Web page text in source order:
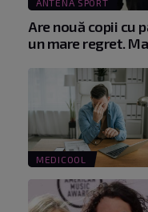
ANTENA SPORT
Are nouă copii cu
un mare regret.
MEDICOOL